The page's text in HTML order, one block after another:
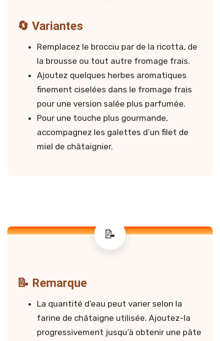
🔄 Variantes
Remplacez le brocciu par de la ricotta, de
la brousse ou tout autre fromage frais.
Ajoutez quelques herbes aromatiques
finement ciselées dans le fromage frais
pour une version salée plus parfumée.
Pour une touche plus gourmande,
accompagnez les galettes d’un filet de
miel de châtaignier.
📝 Remarque
La quantité d’eau peut varier selon la
farine de châtaigne utilisée. Ajoutez-la
progressivement jusqu’à obtenir une pâte